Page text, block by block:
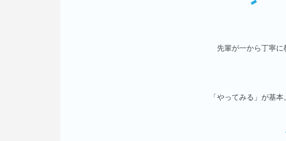
先輩が一から丁寧に
「やってみる」が基